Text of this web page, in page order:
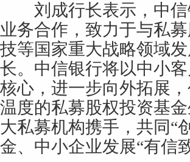
刘成行长表示，中信
业务合作，致力于与私
技等国家重大战略领域
长。中信银行将以中小
核心，进一步向外拓展
温度的私募股权投资基
大私募机构携手，共同“
金、中小企业发展“有信致